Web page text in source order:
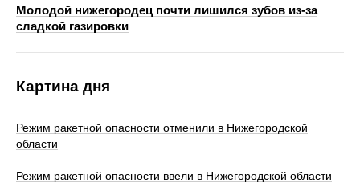
Молодой нижегородец почти лишился зубов из-за
сладкой газировки
Картина дня
Режим ракетной опасности отменили в Нижегородской
области
Режим ракетной опасности ввели в Нижегородской области